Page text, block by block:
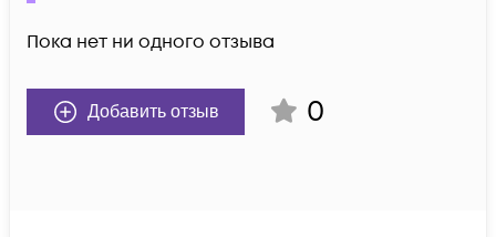
Пока нет ни одного отзыва
Добавить отзыв 0